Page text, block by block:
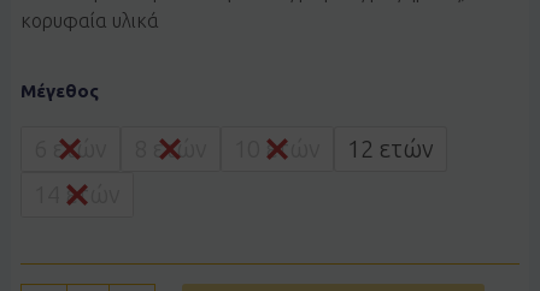
κορυφαία υλικά
Μέγεθος
6 ετών 8 ετών 10 ετών
12 ετών
14 ετών
basic
2414852
πετρόλ
ποσότητα